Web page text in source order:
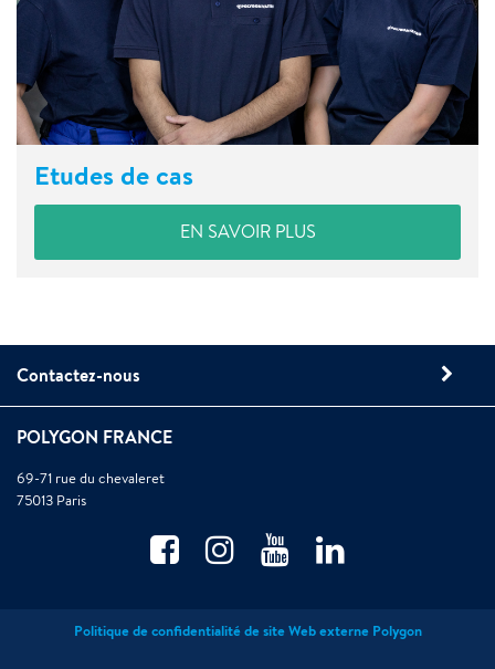
Etudes de cas
EN SAVOIR PLUS
Contactez-nous
POLYGON FRANCE
69-71 rue du chevaleret
75013 Paris
Politique de confidentialité de site Web externe Polygon